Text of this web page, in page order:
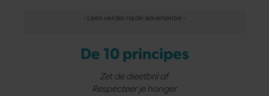
De 10 principes
Zet de dieetbril af
Respecteer je honger